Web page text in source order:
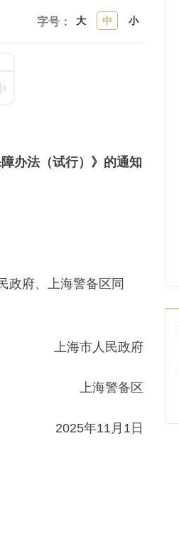
字号： 大 中 小
办法（试行）》的通知
府、上海警备区同
上海市人民政府
上海警备区
2025年11月1日